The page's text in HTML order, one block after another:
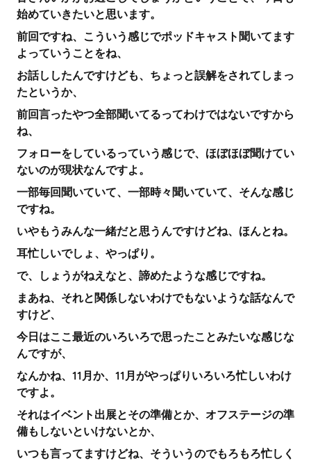
始めていきたいと思います。
前回ですね、こういう感じでポッドキャスト聞いてます
よっていうことをね、
お話ししたんですけども、ちょっと誤解をされてしまっ
たというか、
前回言ったやつ全部聞いてるってわけではないですから
ね、
フォローをしているっていう感じで、ほぼほぼ聞けてい
ないのが現状なんですよ。
一部毎回聞いていて、一部時々聞いていて、そんな感じ
ですね。
いやもうみんな一緒だと思うんですけどね、ほんとね。
耳忙しいでしょ、やっぱり。
で、しょうがねえなと、諦めたような感じですね。
まあね、それと関係しないわけでもないような話なんで
すけど、
今日はここ最近のいろいろで思ったことみたいな感じな
んですが、
なんかね、11月か、11月がやっぱりいろいろ忙しいわけ
ですよ。
それはイベント出展とその準備とか、オフステージの準
備もしないといけないとか、
いつも言ってますけどね、そういうのでもろもろ忙しく